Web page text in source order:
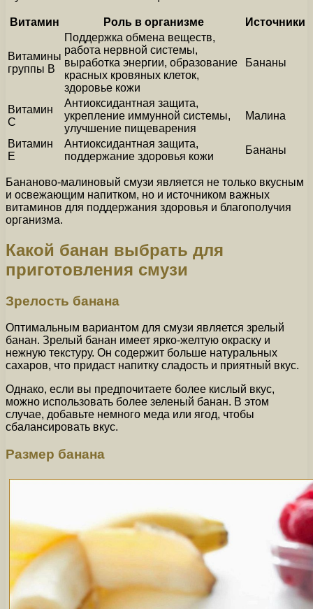
Витамин Роль в организме Источники
Витамины
группы В
Поддержка обмена веществ,
работа нервной системы,
выработка энергии, образование
красных кровяных клеток,
здоровье кожи
Бананы
Витамин
С
Антиоксидантная защита,
укрепление иммунной системы,
улучшение пищеварения
Малина
Витамин
Е
Антиоксидантная защита,
поддержание здоровья кожи
Бананы
Бананово-малиновый смузи является не только вкусным
и освежающим напитком, но и источником важных
витаминов для поддержания здоровья и благополучия
организма.
Какой банан выбрать для
приготовления смузи
Зрелость банана
Оптимальным вариантом для смузи является зрелый
банан. Зрелый банан имеет ярко-желтую окраску и
нежную текстуру. Он содержит больше натуральных
сахаров, что придаст напитку сладость и приятный вкус.
Однако, если вы предпочитаете более кислый вкус,
можно использовать более зеленый банан. В этом
случае, добавьте немного меда или ягод, чтобы
сбалансировать вкус.
Размер банана